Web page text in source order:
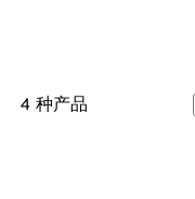
4 种产品